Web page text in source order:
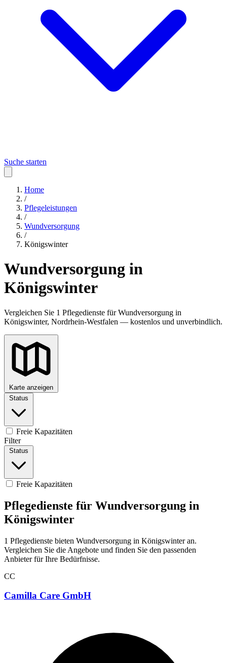
Suche starten
Home
/
Pflegeleistungen
/
Wundversorgung
/
Königswinter
Wundversorgung in
Königswinter
Vergleichen Sie 1 Pflegedienste für Wundversorgung in
Königswinter, Nordrhein-Westfalen — kostenlos und unverbindlich.
Karte anzeigen
Status
Freie Kapazitäten
Filter
Status
Freie Kapazitäten
Pflegedienste für Wundversorgung in
Königswinter
1 Pflegedienste bieten Wundversorgung in Königswinter an.
Vergleichen Sie die Angebote und finden Sie den passenden
Anbieter für Ihre Bedürfnisse.
CC
Camilla Care GmbH